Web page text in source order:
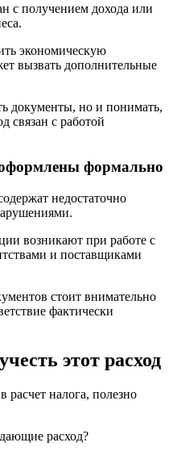
с получением дохода или
экономическую
вызвать дополнительные
документы, но и понимать,
связан с работой
формально
недостаточно
возникают при работе с
и поставщиками
стоит внимательно
фактически
этот расход
расчет налога, полезно
расход?